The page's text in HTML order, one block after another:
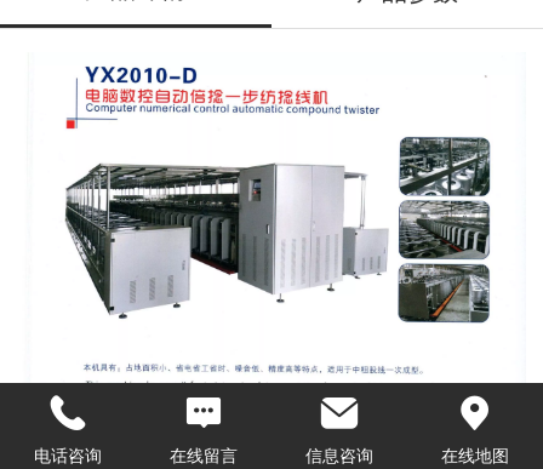
电话咨询 在线留言 信息咨询 在线地图